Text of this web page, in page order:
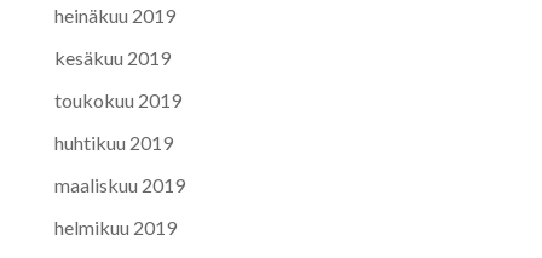
heinäkuu 2019
kesäkuu 2019
toukokuu 2019
huhtikuu 2019
maaliskuu 2019
helmikuu 2019